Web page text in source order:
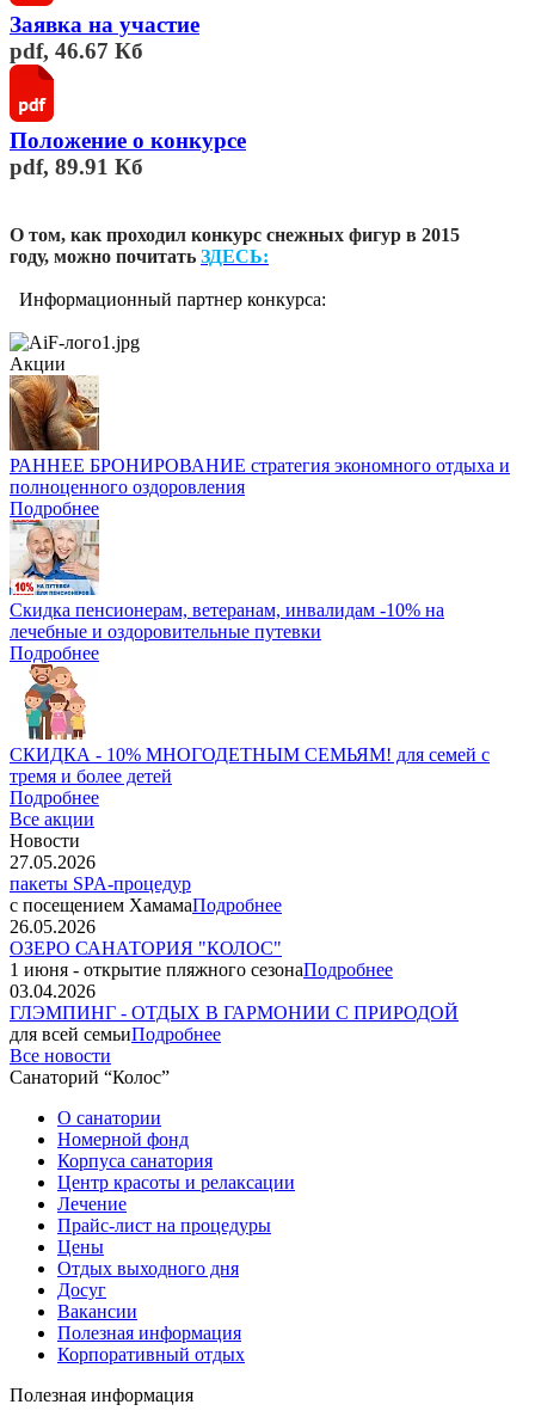
Заявка на участие
pdf, 46.67 Кб
Положение о конкурсе
pdf, 89.91 Кб
О том, как проходил конкурс снежных фигур в 2015
году, можно почитать ЗДЕСЬ:
Информационный партнер конкурса:
Акции
РАННЕЕ БРОНИРОВАНИЕ стратегия экономного отдыха и
полноценного оздоровления
Подробнее
Скидка пенсионерам, ветеранам, инвалидам -10% на
лечебные и оздоровительные путевки
Подробнее
СКИДКА - 10% МНОГОДЕТНЫМ СЕМЬЯМ! для семей с
тремя и более детей
Подробнее
Все акции
Новости
27.05.2026
пакеты SPA-процедур
с посещением ХамамаПодробнее
26.05.2026
ОЗЕРО САНАТОРИЯ "КОЛОС"
1 июня - открытие пляжного сезонаПодробнее
03.04.2026
ГЛЭМПИНГ - ОТДЫХ В ГАРМОНИИ С ПРИРОДОЙ
для всей семьиПодробнее
Все новости
Санаторий “Колос”
О санатории
Номерной фонд
Корпуса санатория
Центр красоты и релаксации
Лечение
Прайс-лист на процедуры
Цены
Отдых выходного дня
Досуг
Вакансии
Полезная информация
Корпоративный отдых
Полезная информация